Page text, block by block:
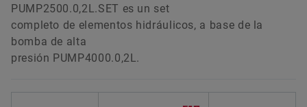
PUMP2500.0,2L.SET es un set
completo de elementos hidráulicos, a base de la
bomba de alta
presión PUMP4000.0,2L.